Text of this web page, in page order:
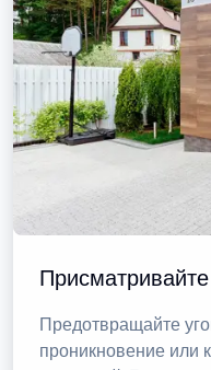
Предотвращайте
проникновение или